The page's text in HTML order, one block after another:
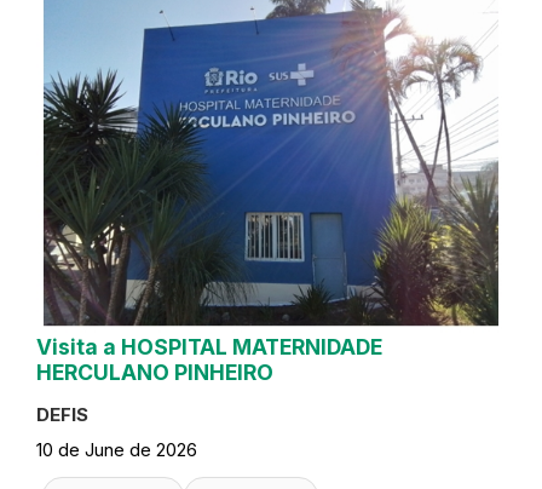
Visita a HOSPITAL MATERNIDADE
HERCULANO PINHEIRO
DEFIS
10 de June de 2026